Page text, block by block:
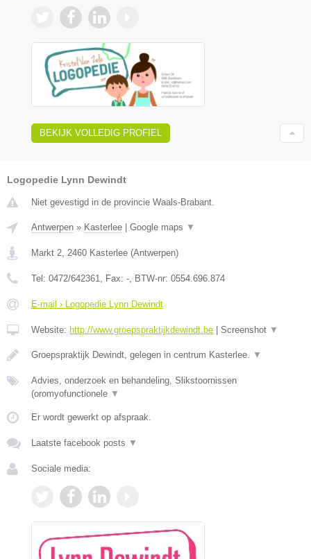
BEKIJK VOLLEDIG PROFIEL
Logopedie Lynn Dewindt
Niet gevestigd in de provincie Waals-Brabant.
Antwerpen » Kasterlee Google maps ▼
Markt 2, 2460 Kasterlee (Antwerpen)
Tel: 0472/642361, Fax: -, BTW-nr: 0554.696.874
E-mail › Logopedie Lynn Dewindt
Website: http://www.groepspraktijkdewindt.be Screenshot ▼
Groepspraktijk Dewindt, gelegen in centrum Kasterlee. ▼
Advies, onderzoek en behandeling, Slikstoornissen
(oromyofunctionele ▼
Er wordt gewerkt op afspraak.
Laatste facebook posts ▼
Sociale media: